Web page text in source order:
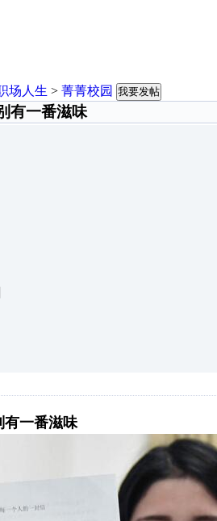
场人生 > 菁菁校园 我要发帖
有一番滋味
有一番滋味